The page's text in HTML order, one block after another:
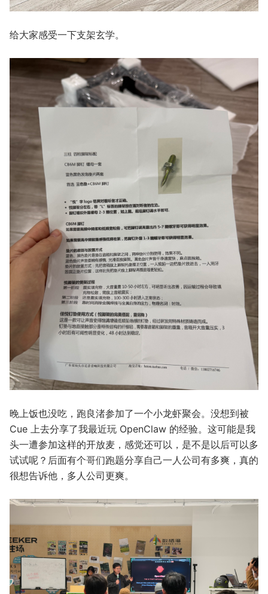
给大家感受一下支架玄学。
晚上饭也没吃，跑良渚参加了一个小龙虾聚会。没想到被
Cue 上去分享了我最近玩 OpenClaw 的经验。这可能是我
头一遭参加这样的开放麦，感觉还可以，是不是以后可以多
试试呢？后面有个哥们跑题分享自己一人公司有多爽，真的
很想告诉他，多人公司更爽。